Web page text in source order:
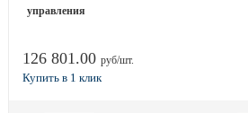
управления
126 801.00 руб/шт.